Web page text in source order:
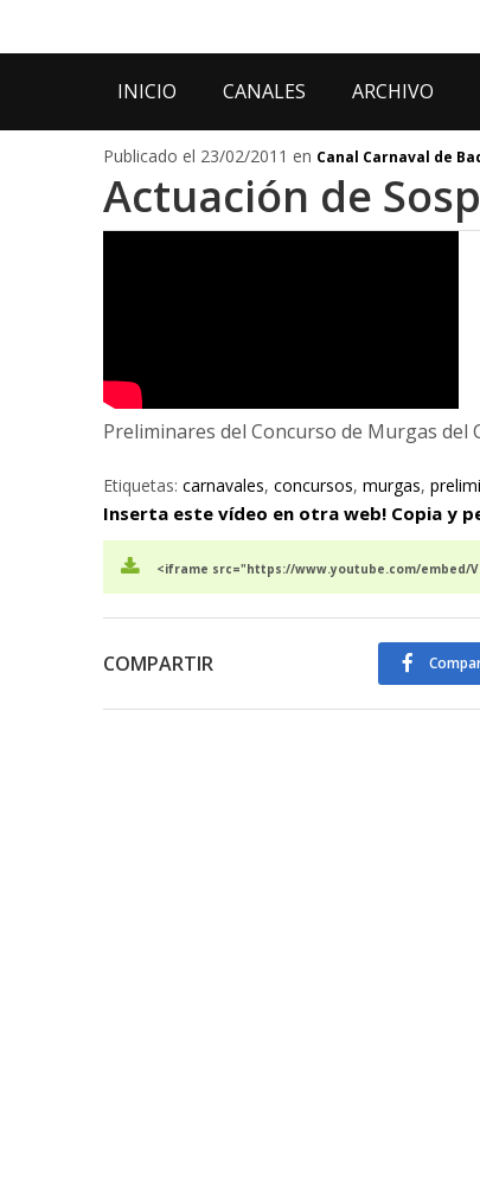
INICIO CANALES ARCHIVO
Publicado el 23/02/2011 en Canal Carnaval de
Actuación de
Preliminares del Concurso de Murgas del
Etiquetas: carnavales, concursos, murgas,
Inserta este vídeo en otra web! Copia y
<iframe src="https://www.youtube.com/embed/
COMPARTIR